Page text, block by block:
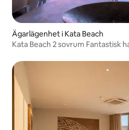
Ägarlägenhet i Kata Beach
Kata Beach 2 sovrum Fantastisk